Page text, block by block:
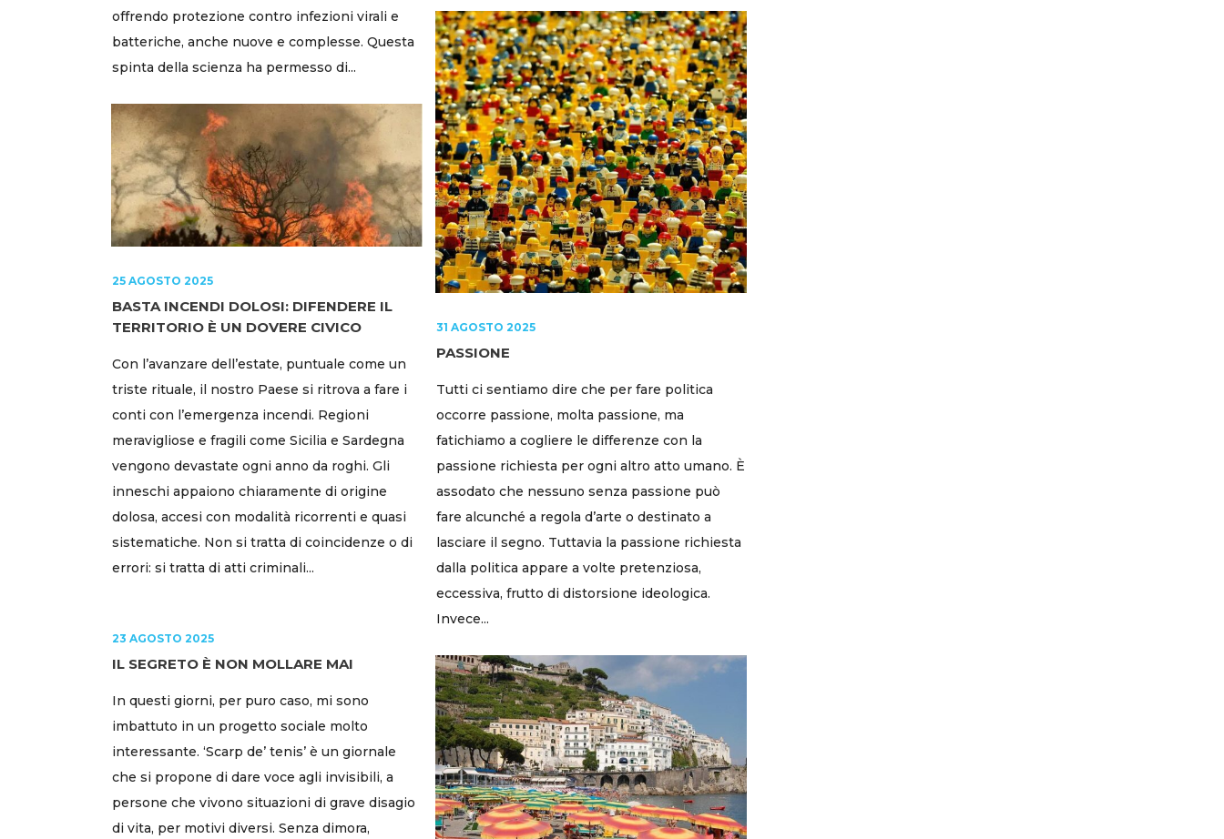
offrendo protezione contro infezioni virali e
batteriche, anche nuove e complesse. Questa
spinta della scienza ha permesso di...
31 AGOSTO 2025
PASSIONE
Tutti ci sentiamo dire che per fare politica
occorre passione, molta passione, ma
fatichiamo a cogliere le differenze con la
passione richiesta per ogni altro atto umano. È
assodato che nessuno senza passione può
fare alcunché a regola d’arte o destinato a
lasciare il segno. Tuttavia la passione richiesta
dalla politica appare a volte pretenziosa,
eccessiva, frutto di distorsione ideologica.
Invece...
25 AGOSTO 2025
BASTA INCENDI DOLOSI: DIFENDERE IL
TERRITORIO È UN DOVERE CIVICO
Con l’avanzare dell’estate, puntuale come un
triste rituale, il nostro Paese si ritrova a fare i
conti con l’emergenza incendi. Regioni
meravigliose e fragili come Sicilia e Sardegna
vengono devastate ogni anno da roghi. Gli
inneschi appaiono chiaramente di origine
dolosa, accesi con modalità ricorrenti e quasi
sistematiche. Non si tratta di coincidenze o di
errori: si tratta di atti criminali...
23 AGOSTO 2025
IL SEGRETO È NON MOLLARE MAI
In questi giorni, per puro caso, mi sono
imbattuto in un progetto sociale molto
interessante. ‘Scarp de’ tenis’ è un giornale
che si propone di dare voce agli invisibili, a
persone che vivono situazioni di grave disagio
di vita, per motivi diversi. Senza dimora,